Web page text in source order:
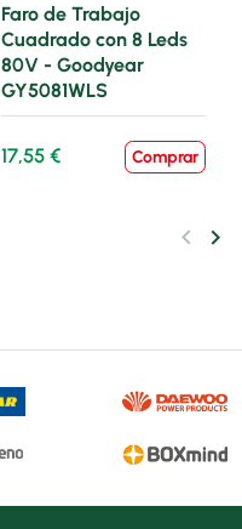
Faro de Trabajo
Cuadrado con 8 Leds
80V - Goodyear
GY5081WLS
17,55 € Comprar
keyboard_arrow_left keyboard_arrow_right